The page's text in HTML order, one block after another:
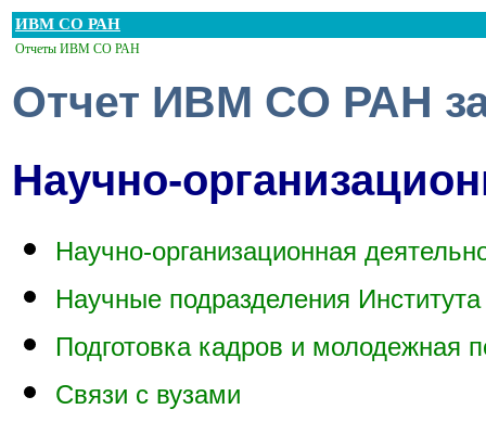
ИВМ СО РАН
Отчеты ИВМ СО РАН
Отчет ИВМ СО РАН за
Научно-
Научно-организационная
Научные подразделения Института
Подготовка кадров и молодежная
Связи с вузами